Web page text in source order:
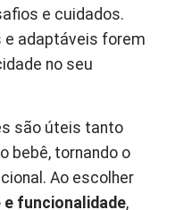
e cuidados.
e adaptáveis forem
no seu
são úteis tanto
bebê, tornando o
Ao escolher
e funcionalidade,